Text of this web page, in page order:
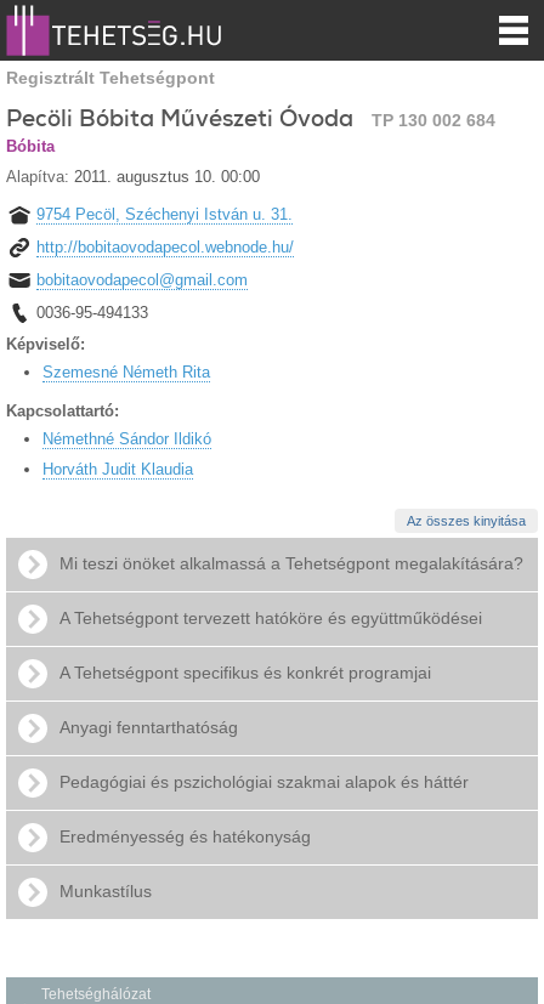
Regisztrált Tehetségpont
Pecöli Bóbita Művészeti Óvoda TP 130 002 684
Bóbita
Alapítva: 2011. augusztus 10. 00:00
9754 Pecöl, Széchenyi István u. 31.
http://bobitaovodapecol.webnode.hu/
bobitaovodapecol@gmail.com
0036-95-494133
Képviselő:
Szemesné Németh Rita
Kapcsolattartó:
Némethné Sándor Ildikó
Horváth Judit Klaudia
Az összes kinyitása
Mi teszi önöket alkalmassá a Tehetségpont megalakítására?
A Tehetségpont tervezett hatóköre és együttműködései
A Tehetségpont specifikus és konkrét programjai
Anyagi fenntarthatóság
Pedagógiai és pszichológiai szakmai alapok és háttér
Eredményesség és hatékonyság
Munkastílus
Tehetséghálózat